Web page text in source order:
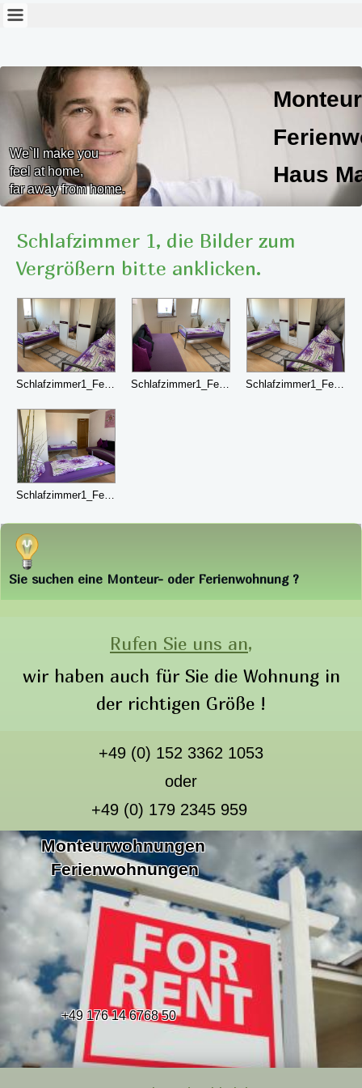
We`ll make you
feel at home,
far away from home.
Haus
Haus Marlies
Schlafzimmer 1, die Bilder zum
Vergrößern bitte anklicken.
Schlafzimmer1_FeWo1_Bild1 Schlafzimmer1_FeWo1_Bild2 Schlafzimmer1_FeWo1_Bild3
Schlafzimmer1_FeWo1_Bild5
Sie suchen eine Monteur- oder Ferienwohnung ?
Rufen Sie uns an,
wir haben auch für Sie die Wohnung in
der richtigen Größe !
+49 (0) 152 3362 1053
oder
+49 (0) 179 2345 959
Monteurwohnungen
Ferienwohnungen
+49 176 14 6768 50